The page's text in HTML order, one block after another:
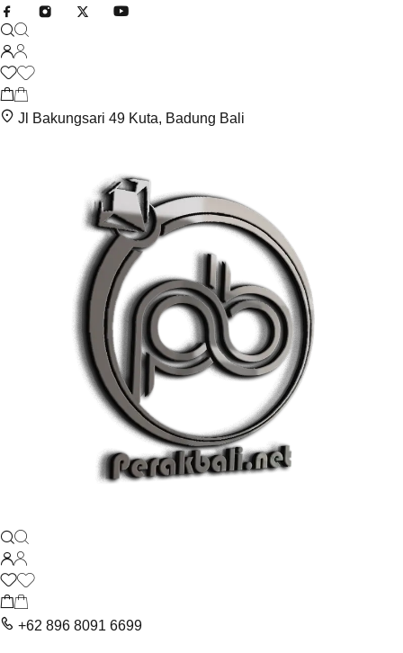
Jl Bakungsari 49 Kuta, Badung Bali
+62 896 8091 6699